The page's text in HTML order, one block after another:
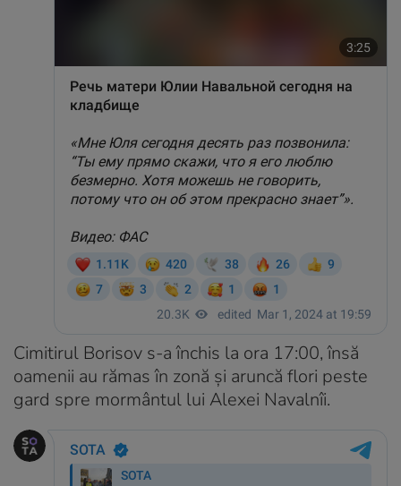
Cimitirul Borisov s-a închis la ora 17:00, însă
oamenii au rămas în zonă și aruncă flori peste
gard spre mormântul lui Alexei Navalnîi.